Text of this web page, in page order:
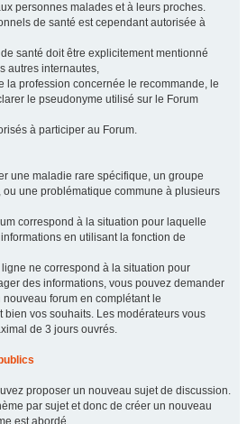
personnes malades et à leurs proches.
de santé est cependant autorisée à
santé doit être explicitement mentionné
autres internautes,
la profession concernée le recommande, le
le pseudonyme utilisé sur le Forum
à participer au Forum.
une maladie rare spécifique, un groupe
une problématique commune à plusieurs
correspond à la situation pour laquelle
en utilisant la fonction de
ne correspond à la situation pour
des informations, vous pouvez demander
forum en complétant le
bien vos souhaits. Les modérateurs vous
de 3 jours ouvrés.
proposer un nouveau sujet de discussion.
par sujet et donc de créer un nouveau
est abordé.